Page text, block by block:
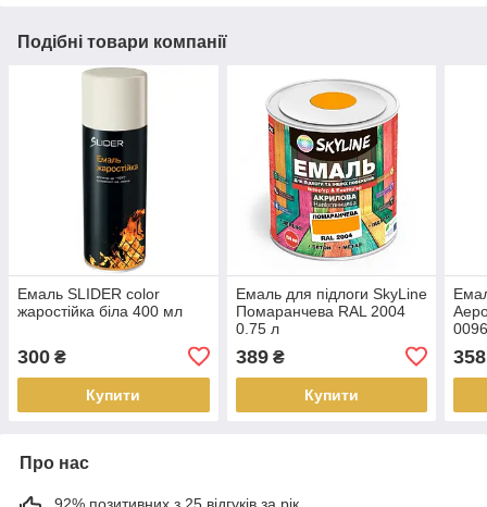
Подібні товари компанії
Емаль SLIDER color
жаростійка біла 400 мл
300 ₴
Купити
Емаль для підлоги SkyLine
Помаранчева RAL 2004
0.75 л
389₴
Купити
358
Про нас